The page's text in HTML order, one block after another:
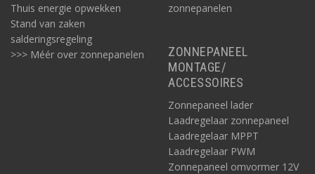
Thuis energie opwekken
Stand van zaken
salderingsregeling
>>> Méér over zonnepanelen
zonnepanelen
ZONNEPANEEL
MONTAGE/
ACCESSOIRES
Zonnepaneel lader
Laadregelaar zonnepaneel
Laadregelaar MPPT
Laadregelaar PWM
Zonnepaneel omvormer 12V